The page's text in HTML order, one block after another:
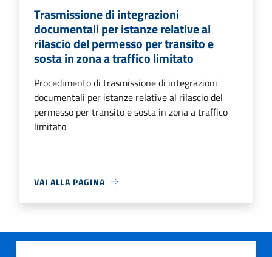
Trasmissione di integrazioni
documentali per istanze relative al
rilascio del permesso per transito e
sosta in zona a traffico limitato
Procedimento di trasmissione di integrazioni
documentali per istanze relative al rilascio del
permesso per transito e sosta in zona a traffico
limitato
VAI ALLA PAGINA